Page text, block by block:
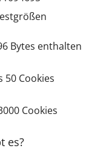
Bytes enthalten
Cookies
Cookies
es?